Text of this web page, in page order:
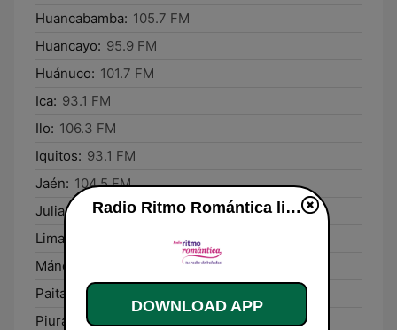
Huancabamba: 105.7 FM
Huancayo: 95.9 FM
Huánuco: 101.7 FM
Ica: 93.1 FM
Ilo: 106.3 FM
Iquitos: 93.1 FM
Jaén: 104.5 FM
Juliaca:
98.9 FM
Lima:
Máncora:
Paita:
99.9 FM
Piura:
93.7 FM
Radio Ritmo Romántica live
DOWNLOAD APP